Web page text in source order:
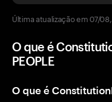
Última atualização em 07/
O que é
PEOPLE
O que é